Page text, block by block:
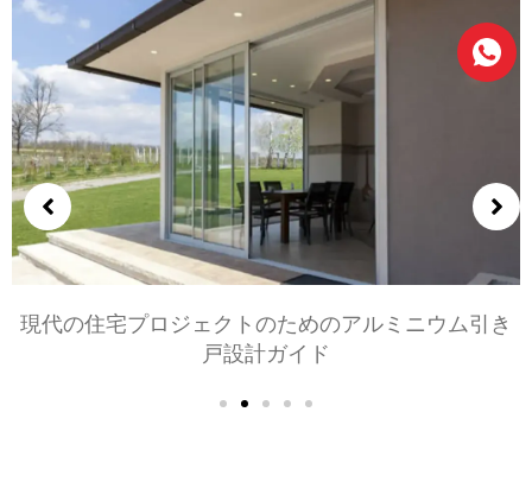
宅プロジェクトのためのアルミニウム引き
戸設計ガイド
寝室